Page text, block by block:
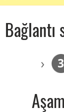
Bağlantı
› 3